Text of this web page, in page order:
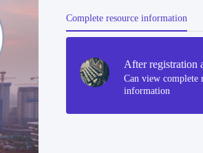
Complete resource information
After registration
Can view complete
information